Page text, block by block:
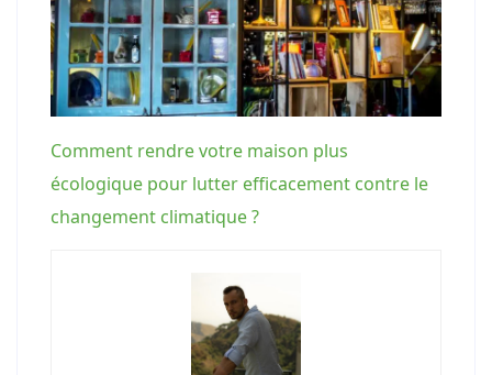
Comment rendre votre maison plus
écologique pour lutter efficacement contre le
changement climatique ?